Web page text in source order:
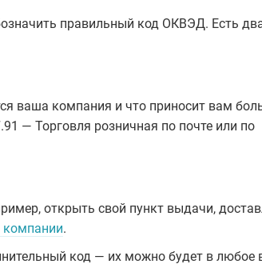
правильный код ОКВЭД. Есть
ваша компания и что приносит вам
— Торговля розничная по почте или по
открыть свой пункт выдачи,
компании.
код — их можно будет в любое